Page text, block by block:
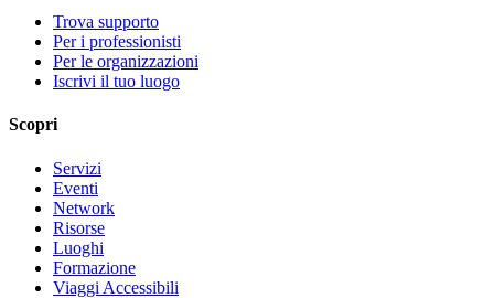
Trova supporto
Per i professionisti
Per le organizzazioni
Iscrivi il tuo luogo
Scopri
Servizi
Eventi
Network
Risorse
Luoghi
Formazione
Viaggi Accessibili